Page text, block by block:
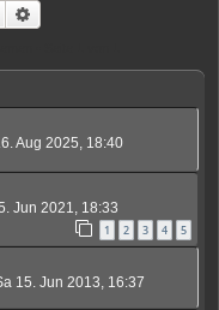
Suche
Aug 2025, 18:40
Jun 2021, 18:33
1 2 3 4 5
15. Jun 2013, 16:37